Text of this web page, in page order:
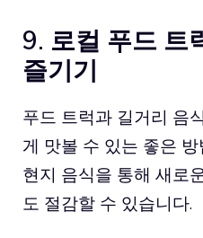
9. 로컬 푸드 트
즐기기
푸드 트럭과 길거리 음
게 맛볼 수 있는 좋은
현지 음식을 통해 새로
도 절감할 수 있습니다.